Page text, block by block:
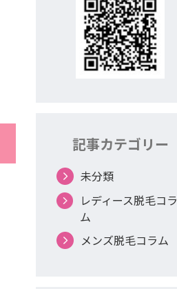
記事カテゴリー
未分類
レディース脱毛コラ
ム
メンズ脱毛コラム